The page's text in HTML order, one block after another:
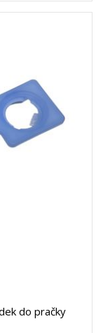
do pračky